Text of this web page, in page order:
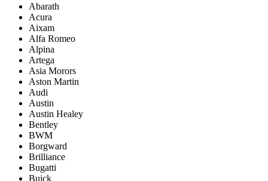
Abarath
Acura
Aixam
Alfa Romeo
Alpina
Artega
Asia Morors
Aston Martin
Audi
Austin
Austin Healey
Bentley
BWM
Borgward
Brilliance
Bugatti
Buick